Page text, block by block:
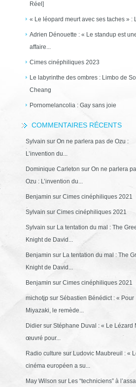
Réel]
« Le léopard meurt avec ses taches » :
Adrien Dénouette : « Le standup est
affaire...
Cimes cinéphiliques 2023
Le labyrinthe des ombres : Limbo de
Cheang
Pornomelancolia : Gay sans joie
COMMENTAIRES RÉCENTS
Sylvain sur On ne parlera pas de Ozu :
L’invention du...
Dominique Carleton sur On ne parlera
Ozu : L’invention du...
Benjamin sur Cimes cinéphiliques 2021
Sylvain sur Cimes cinéphiliques 2021
Sylvain sur La tentation du mal : The
Knight de David...
Benjamin sur La tentation du mal : The
Knight de David...
Benjamin sur Cimes cinéphiliques 2021
michotjpsur Sébastien Bénédict : « Pour
Miyazaki, le remède...
Didiersur Stéphane Duval : « Le Lézard
œuvré pour...
Radio culture sur Ludovic Maubreuil : «
cinéma européen a su...
May Wilson sur Les “techniciens” à